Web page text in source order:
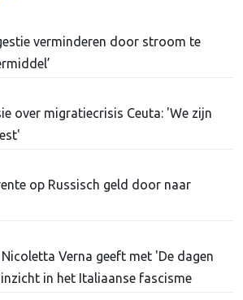
verminderen door stroom te
over migratiecrisis Ceuta: 'We zijn
op Russisch geld door naar
Verna geeft met 'De dagen
in het Italiaanse fascisme